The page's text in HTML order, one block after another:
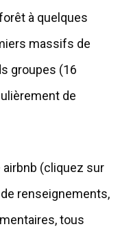
à quelques
massifs de
groupes (16
de
(cliquez sur
renseignements,
tous